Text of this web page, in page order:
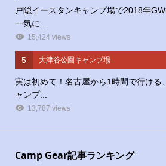
戸隠イースタンキャンプ場で2018年
一気に...
15,424 views
5 大津谷公園キャンプ場
実は初めて！名古屋から1時間で行ける
ャンプ...
13,787 views
Camp Gear記事ランキング